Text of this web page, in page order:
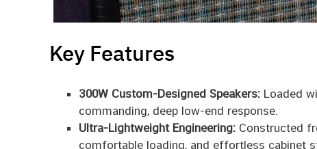
Key Features
300W Custom-Designed Speakers:Loaded
commanding, deep low-end response.
Ultra-Lightweight Engineering:Constructed
comfortable loading, and effortless cabinet